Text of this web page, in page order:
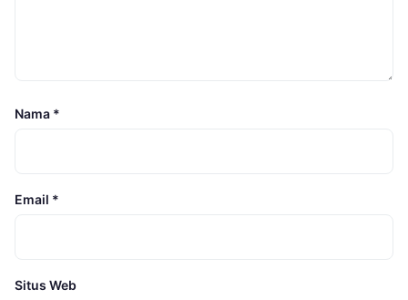
Nama *
Email *
Situs Web